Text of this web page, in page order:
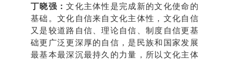
丁晓强：文化主体性是完成新的文化使命的
基础。文化自信来自文化主体性，文化自信
又是较道路自信、理论自信、制度自信更基
础更广泛更深厚的自信，是民族和国家发展
最基本最深沉最持久的力量，所以文化主体